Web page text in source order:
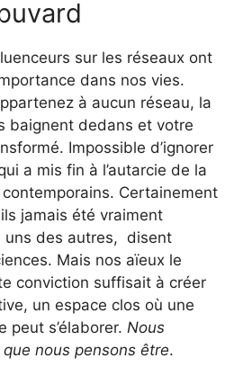
sur les réseaux ont
dans nos vies.
à aucun réseau, la
baignent dedans et votre
Impossible d’ignorer
a mis fin à l’autarcie de la
Certainement
jamais été vraiment
uns des autres, disent
Mais nos aïeux le
conviction suffisait à créer
un espace clos où une
peut s’élaborer. Nous
que nous pensons être.